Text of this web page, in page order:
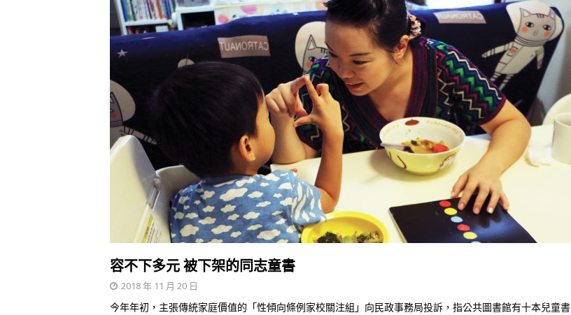
容不下多元 被下架的同志童書
2018 年 11 月 20 日
今年年初，主張傳統家庭價值的「性傾向條例家校關注組」向民政事務局投訴，指公共圖書館有十本兒童書